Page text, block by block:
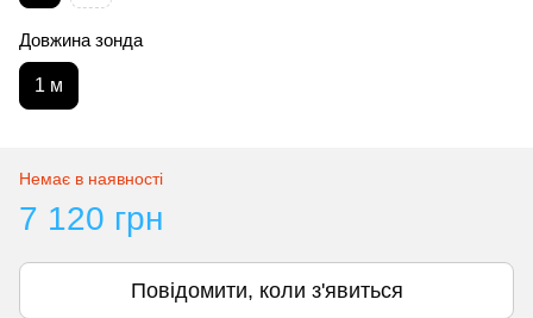
Довжина зонда
1 м
Немає в наявності
7 120 грн
Повідомити, коли з'явиться